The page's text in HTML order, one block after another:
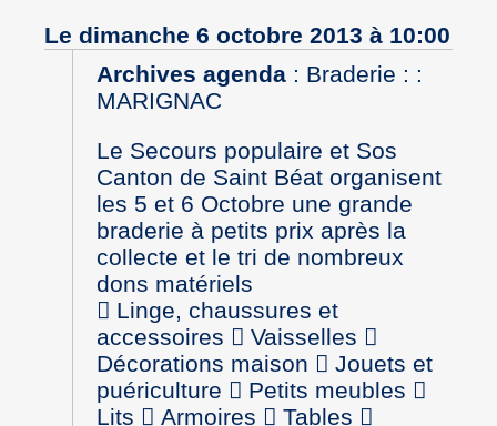
Le dimanche 6 octobre 2013 à 10:00
Archives agenda: Braderie : :
MARIGNAC
Le Secours populaire et Sos
Canton de Saint Béat organisent
les 5 et 6 Octobre une grande
braderie à petits prix après la
collecte et le tri de nombreux
dons matériels
 Linge, chaussures et
accessoires  Vaisselles 
Décorations maison  Jouets et
puériculture  Petits meubles 
Lits  Armoires  Tables 